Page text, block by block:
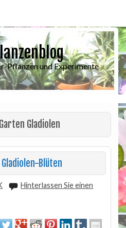
Pflanzen und Experimente
Garten Gladiolen
Blüten
Hinterlassen Sie einen